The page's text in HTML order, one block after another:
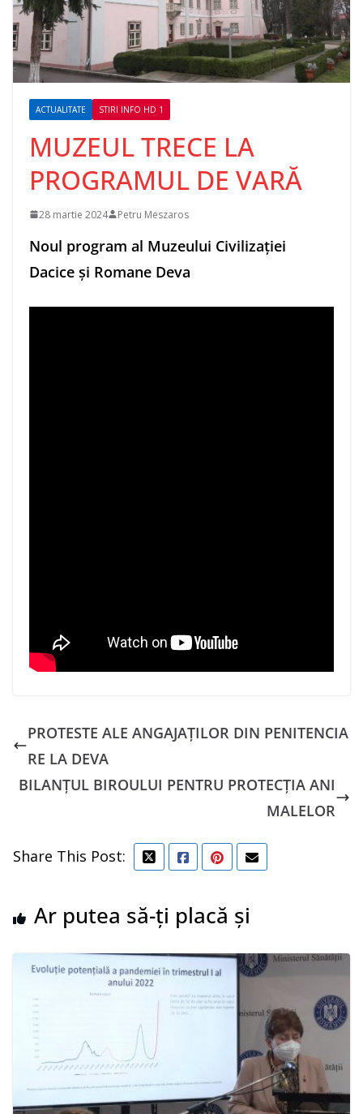
ACTUALITATE STIRI INFO HD 1
MUZEUL TRECE LA
PROGRAMUL DE VARĂ
28 martie 2024 Petru Meszaros
Noul program al Muzeului Civilizației
Dacice și Romane Deva
PROTESTE ALE ANGAJAȚILOR DIN PENITENCIA
RE LA DEVA
BILANȚUL BIROULUI PENTRU PROTECȚIA ANI
MALELOR
Share This Post:
Ar putea să-ți placă și